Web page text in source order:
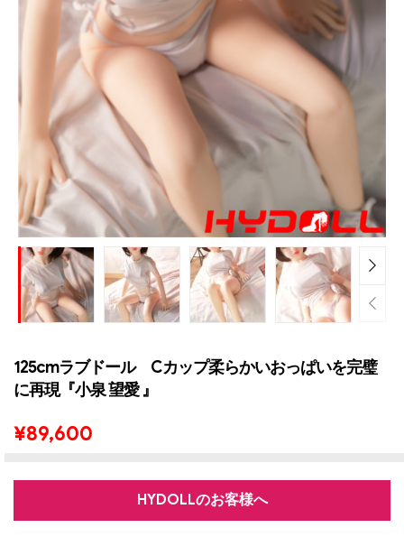
125cmラブドール Cカップ柔らかいおっぱいを完璧
に再現『小泉 望愛 』
¥89,600
HYDOLLのお客様へ